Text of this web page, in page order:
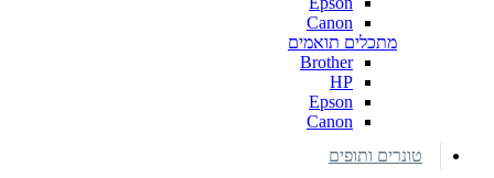
Canon
מתכלים תואמים
Brother
HP
Epson
Canon
טונרים ותופים